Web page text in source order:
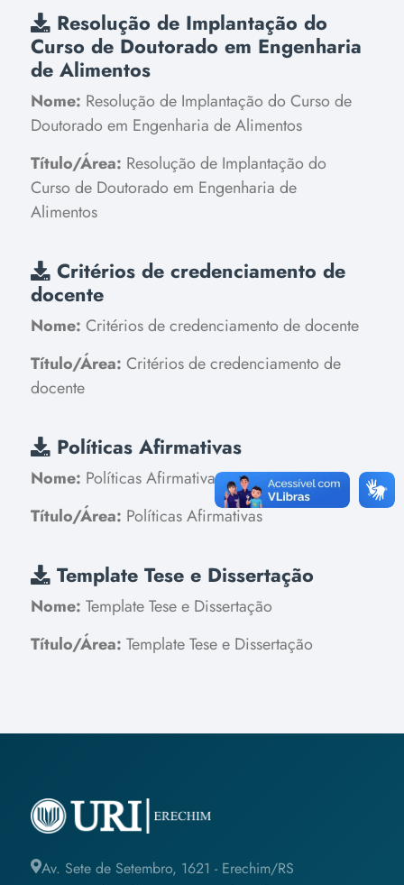
Resolução de Implantação do
Curso de Doutorado em Engenharia
de Alimentos
Nome: Resolução de Implantação do Curso de
Doutorado em Engenharia de Alimentos
Título/Área: Resolução de Implantação do
Curso de Doutorado em Engenharia de
Alimentos
Critérios de credenciamento de
docente
Nome:Critérios de credenciamento de docente
Título/Área:Critérios de credenciamento de
docente
Políticas Afirmativas
Nome: Políticas Afirmativas
Título/Área: Políticas Afirmativas
Template Tese e Dissertação
Nome:Template Tese e Dissertação
Título/Área:Template Tese e Dissertação
Av. Sete de Setembro, 1621 - Erechim/RS